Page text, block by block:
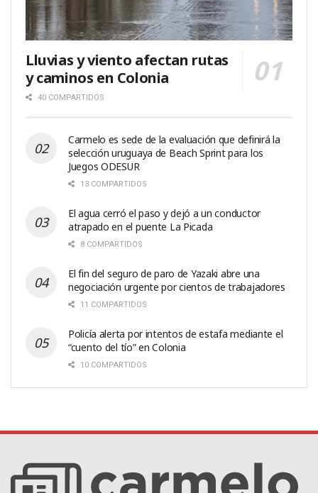
Lluvias y viento afectan rutas
y caminos en Colonia
40 COMPARTIDOS
Carmelo es sede de la evaluación que definirá la
selección uruguaya de Beach Sprint para los
Juegos ODESUR
13 COMPARTIDOS
El agua cerró el paso y dejó a un conductor
atrapado en el puente La Picada
8 COMPARTIDOS
El fin del seguro de paro de Yazaki abre una
negociación urgente por cientos de trabajadores
11 COMPARTIDOS
Policía alerta por intentos de estafa mediante el
“cuento del tío” en Colonia
10 COMPARTIDOS